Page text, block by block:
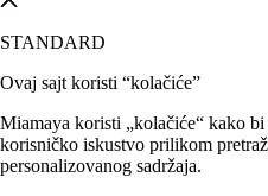
STANDARD
Ovaj sajt koristi “kolačiće”
Miamaya koristi „kolačiće“ kako
korisničko iskustvo prilikom
personalizovanog sadržaja.